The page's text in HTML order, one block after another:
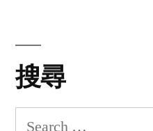
搜尋
Search